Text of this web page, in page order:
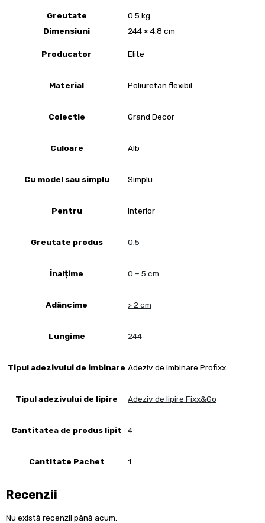
Greutate
0.5 kg
Dimensiuni
244 × 4.8 cm
Producator Elite
Material Poliuretan flexibil
Colectie Grand Decor
Culoare Alb
Cu model sau simplu Simplu
Pentru Interior
Greutate produs 0.5
Înalțime 0 – 5 cm
Adâncime > 2 cm
Lungime 244
Tipul adezivului de imbinare Adeziv de imbinare Profixx
Tipul adezivului de lipire Adeziv de lipire Fixx&Go
Cantitatea de produs lipit 4
Cantitate Pachet 1
Recenzii
Nu există recenzii până acum.